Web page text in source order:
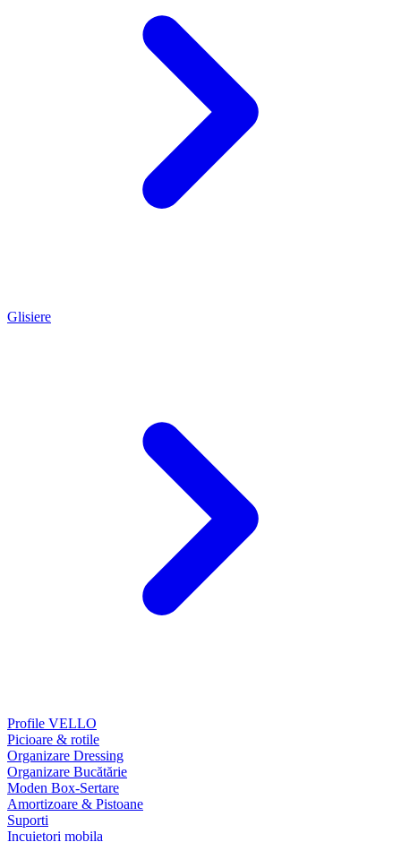
Glisiere
Profile VELLO
Picioare & rotile
Organizare Dressing
Organizare Bucătărie
Moden Box-Sertare
Amortizoare & Pistoane
Suporti
Incuietori mobila